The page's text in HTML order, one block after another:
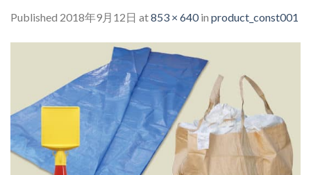
Published 2018年9月12日 at853 × 640in product_const001